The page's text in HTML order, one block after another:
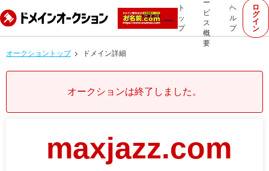
ト
ッ
プ
ー
ビ
ス
概
要
ヘ
ル
プ
ロ
グ
イ
ン
オークショントップ ドメイン詳細
オークションは終了しました。
maxjazz.com